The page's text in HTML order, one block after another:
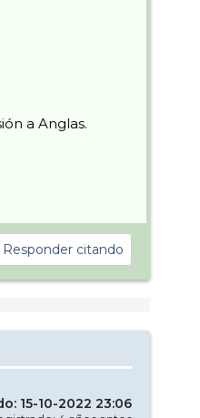
a Anglas.
Responder citando
15-10-2022 23:06